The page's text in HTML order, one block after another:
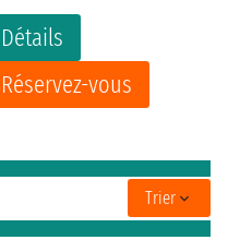
Détails
Réservez-vous
Trier